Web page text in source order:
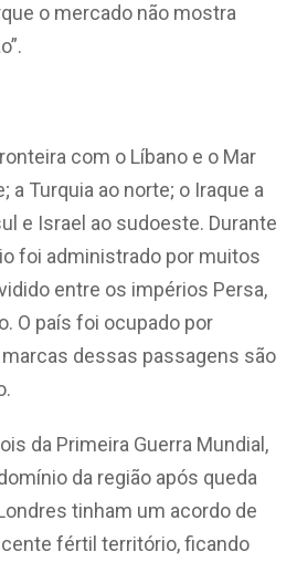
o mercado não mostra
com o Líbano e o Mar
a Turquia ao norte; o Iraque a
e Israel ao sudoeste. Durante
foi administrado por muitos
entre os impérios Persa,
O país foi ocupado por
dessas passagens são
da Primeira Guerra Mundial,
da região após queda
tinham um acordo de
fértil território, ficando